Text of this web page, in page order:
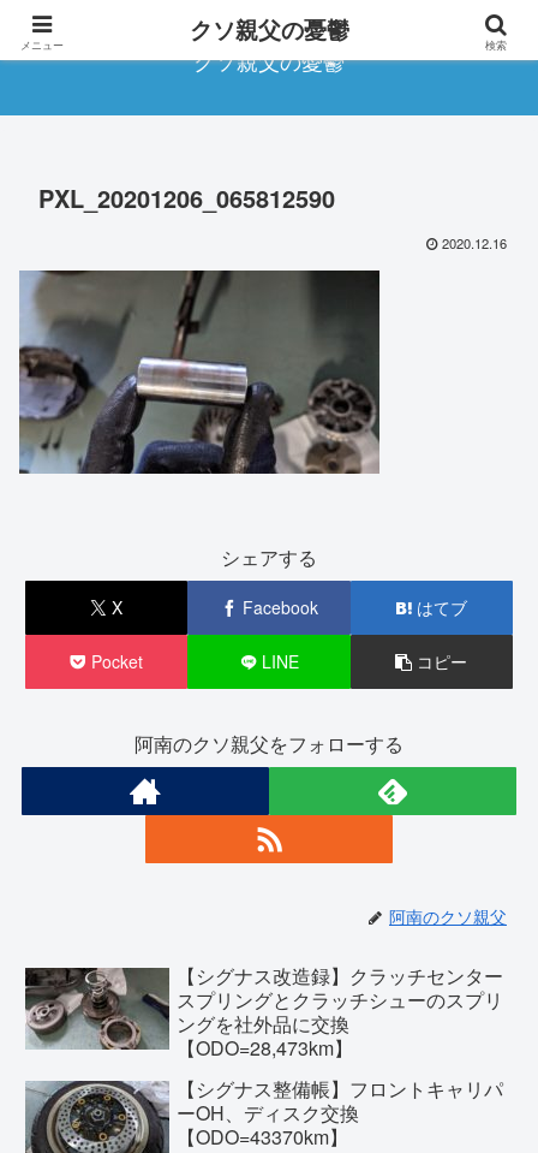
クソ親父の憂鬱
PXL_20201206_065812590
2020.12.16
シェアする
X Facebook はてブ
Pocket LINE コピー
阿南のクソ親父をフォローする
阿南のクソ親父
【シグナス改造録】クラッチセンター
スプリングとクラッチシューのスプリ
ングを社外品に交換
【ODO=28,473km】
【シグナス整備帳】フロントキャリパ
ーOH、ディスク交換
【ODO=43370km】
メニュー クソ親父の憂鬱 検索